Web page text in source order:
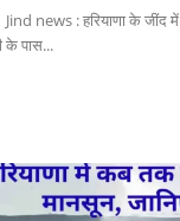
Jind news : हरियाणा के जींद
के पास...